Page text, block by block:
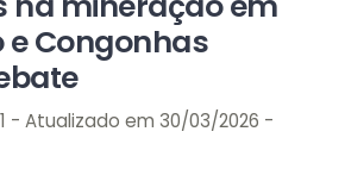
e Congonhas
- Atualizado em 30/03/2026 -